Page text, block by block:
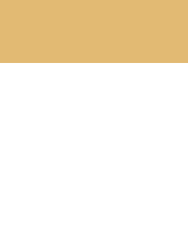
springen